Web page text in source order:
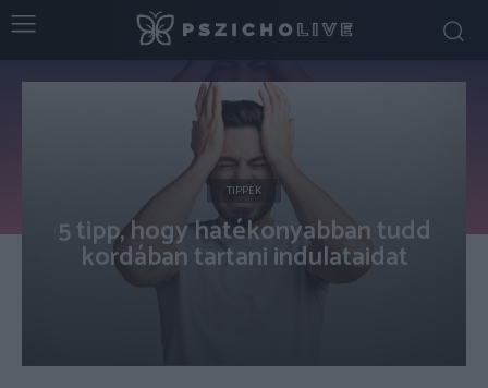
TIPPEK
5 tipp, hogy hatékonyabban tudd
kordában tartani indulataidat